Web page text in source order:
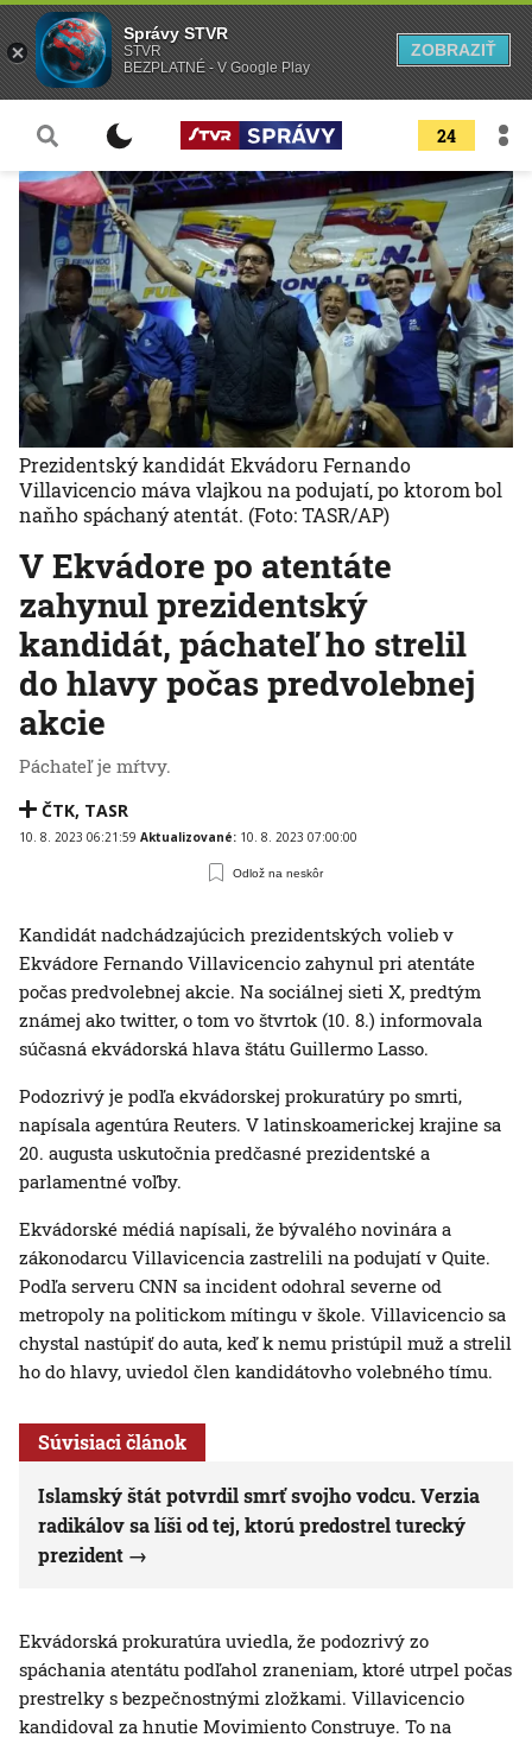
24
V Ekvádore po atentáte
zahynul prezidentský
kandidát, páchateľ ho strelil
do hlavy počas predvolebnej
akcie
Páchateľ je mŕtvy.
ČTK, TASR
10. 8. 2023 06:21:59 Aktualizované: 10. 8. 2023 07:00:00
Odlož na neskôr
Prezidentský kandidát Ekvádoru Fernando
Villavicencio máva vlajkou na podujatí, po ktorom bol
naňho spáchaný atentát. (Foto: TASR/AP)
Kandidát nadchádzajúcich prezidentských volieb v
Ekvádore Fernando Villavicencio zahynul pri atentáte
počas predvolebnej akcie. Na sociálnej sieti X, predtým
známej ako twitter, o tom vo štvrtok (10. 8.) informovala
súčasná ekvádorská hlava štátu Guillermo Lasso.
Podozrivý je podľa ekvádorskej prokuratúry po smrti,
napísala agentúra Reuters. V latinskoamerickej krajine sa
20. augusta uskutočnia predčasné prezidentské a
parlamentné voľby.
Ekvádorské médiá napísali, že bývalého novinára a
zákonodarcu Villavicencia zastrelili na podujatí v Quite.
Podľa serveru CNN sa incident odohral severne od
metropoly na politickom mítingu v škole. Villavicencio sa
chystal nastúpiť do auta, keď k nemu pristúpil muž a strelil
ho do hlavy, uviedol člen kandidátovho volebného tímu.
Súvisiaci článok
Islamský štát potvrdil smrť svojho vodcu. Verzia
radikálov sa líši od tej, ktorú predostrel turecký
prezident
Ekvádorská prokuratúra uviedla, že podozrivý zo
spáchania atentátu podľahol zraneniam, ktoré utrpel počas
prestrelky s bezpečnostnými zložkami. Villavicencio
kandidoval za hnutie Movimiento Construye. To na
Správy STVR
STVR
BEZPLATNÉ - V Google Play
ZOBRAZIŤ